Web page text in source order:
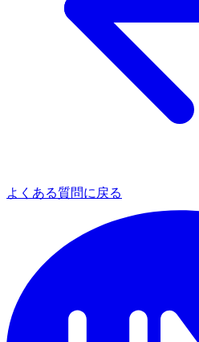
よくある質問に戻る